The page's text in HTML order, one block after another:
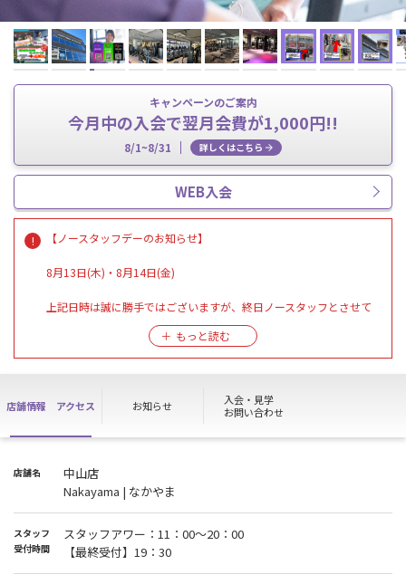
キャンペーンのご案内
今月中の入会で翌月会費が1,000円!!
8/1~8/31 詳しくはこちら
WEB入会
【ノースタッフデーのお知らせ】
8月13日(木)・8月14日(金)
上記日時は誠に勝手ではございますが、終日ノースタッフとさせて
「電話対応」「各種お手続き」「施設見学･ビジター体験」「ハイス
クールパス利用」は行えません。
※施設は24時間ご利用いただけます。
※ノースタッフデー期間中も清掃は行っております。
店舗情報 アクセス お知らせ
入会・見学
お問い合わせ
店舗名
中山店
Nakayama | なかやま
スタッフ
受付時間
スタッフアワー：11：00～20：00
【最終受付】19：30